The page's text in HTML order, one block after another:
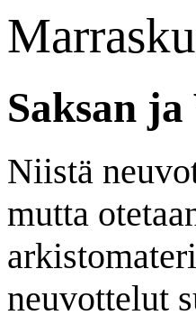
Saksan
Niistä
mutta
neuvottelut